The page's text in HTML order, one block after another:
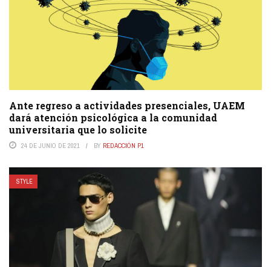
Ante regreso a actividades presenciales, UAEM
dará atención psicológica a la comunidad
universitaria que lo solicite
24 DE JUNIO DE 2021 BY REDACCIÓN P1
STYLE